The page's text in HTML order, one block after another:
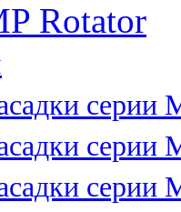
Rotator
серии
серии
серии